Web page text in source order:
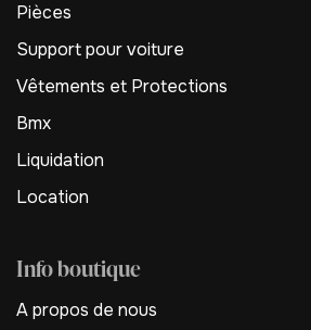
Pièces
Support pour voiture
Vêtements et Protections
Bmx
Liquidation
Location
Info boutique
A propos de nous